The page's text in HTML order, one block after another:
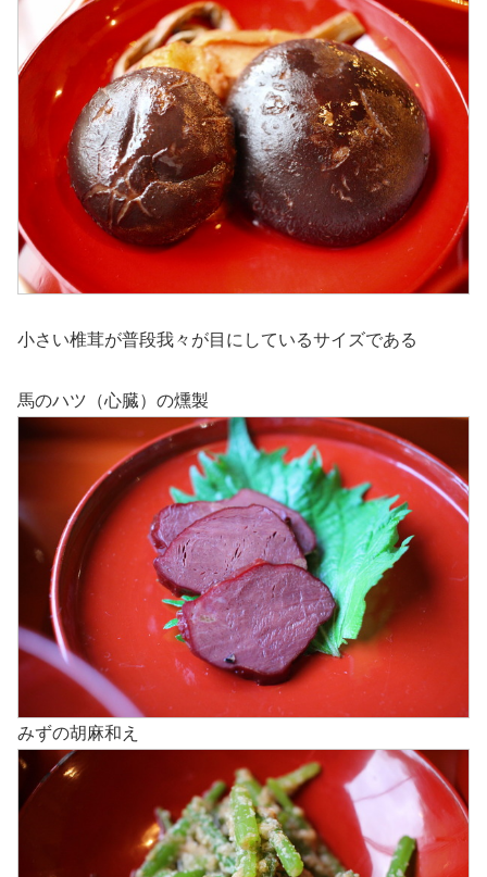
小さい椎茸が普段我々が目にしているサイズである
馬のハツ（心臓）の燻製
みずの胡麻和え